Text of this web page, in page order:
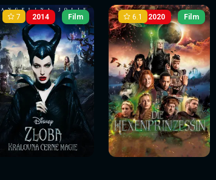
2014
Sledovat
nyní
7 Film
Sledovat nyní
2020
Sledovat
nyní
6.1 Film
Sledovat nyní